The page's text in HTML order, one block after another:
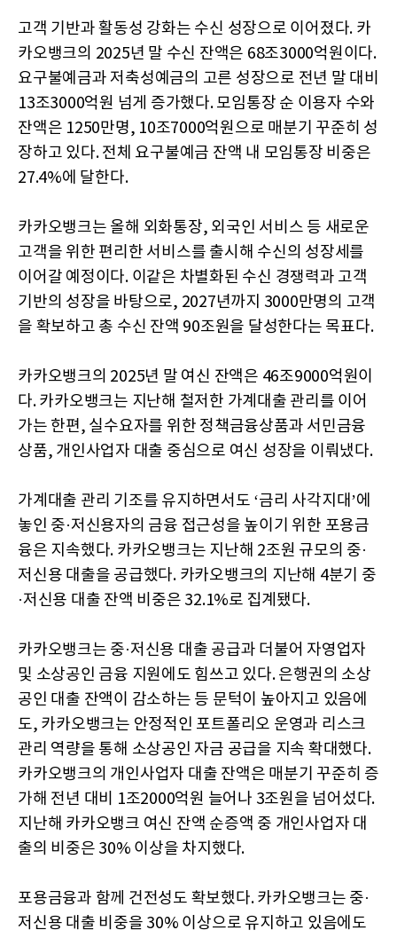
고객 기반과 활동성 강화는 수신 성장으로 이어졌다. 카
카오뱅크의 2025년 말 수신 잔액은 68조3000억원이다.
요구불예금과 저축성예금의 고른 성장으로 전년 말 대비
13조3000억원 넘게 증가했다. 모임통장 순 이용자 수와
잔액은 1250만명, 10조7000억원으로 매분기 꾸준히 성
장하고 있다. 전체 요구불예금 잔액 내 모임통장 비중은
27.4%에 달한다.
카카오뱅크는 올해 외화통장, 외국인 서비스 등 새로운
고객을 위한 편리한 서비스를 출시해 수신의 성장세를
이어갈 예정이다. 이같은 차별화된 수신 경쟁력과 고객
기반의 성장을 바탕으로, 2027년까지 3000만명의 고객
을 확보하고 총 수신 잔액 90조원을 달성한다는 목표다.
카카오뱅크의 2025년 말 여신 잔액은 46조9000억원이
다. 카카오뱅크는 지난해 철저한 가계대출 관리를 이어
가는 한편, 실수요자를 위한 정책금융상품과 서민금융
상품, 개인사업자 대출 중심으로 여신 성장을 이뤄냈다.
가계대출 관리 기조를 유지하면서도 ‘금리 사각지대’에
놓인 중·저신용자의 금융 접근성을 높이기 위한 포용금
융은 지속했다. 카카오뱅크는 지난해 2조원 규모의 중·
저신용 대출을 공급했다. 카카오뱅크의 지난해 4분기 중
·저신용 대출 잔액 비중은 32.1%로 집계됐다.
카카오뱅크는 중·저신용 대출 공급과 더불어 자영업자
및 소상공인 금융 지원에도 힘쓰고 있다. 은행권의 소상
공인 대출 잔액이 감소하는 등 문턱이 높아지고 있음에
도, 카카오뱅크는 안정적인 포트폴리오 운영과 리스크
관리 역량을 통해 소상공인 자금 공급을 지속 확대했다.
카카오뱅크의 개인사업자 대출 잔액은 매분기 꾸준히 증
가해 전년 대비 1조2000억원 늘어나 3조원을 넘어섰다.
지난해 카카오뱅크 여신 잔액 순증액 중 개인사업자 대
출의 비중은 30% 이상을 차지했다.
포용금융과 함께 건전성도 확보했다. 카카오뱅크는 중·
저신용 대출 비중을 30% 이상으로 유지하고 있음에도